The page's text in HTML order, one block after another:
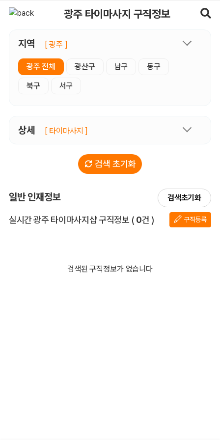
광주 타이마사지 구직정보
지역 [ 광주 ]
광주 전체 광산구 남구 동구
북구 서구
상세 [ 타이마사지 ]
검색 초기화
일반 인재정보 검색초기화
실시간 광주 타이마사지샵 구직정보 전체 목록
( 0건 ) 구직등록
검색된 구직정보가 없습니다